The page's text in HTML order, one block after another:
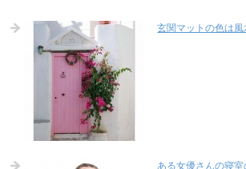
玄関マットの色は風
ある女優さんの寝